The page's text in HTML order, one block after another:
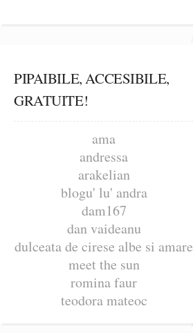
PIPAIBILE, ACCESIBILE,
GRATUITE!
ama
andressa
arakelian
blogu' lu' andra
dam167
dan vaideanu
dulceata de cirese albe si amare
meet the sun
romina faur
teodora mateoc